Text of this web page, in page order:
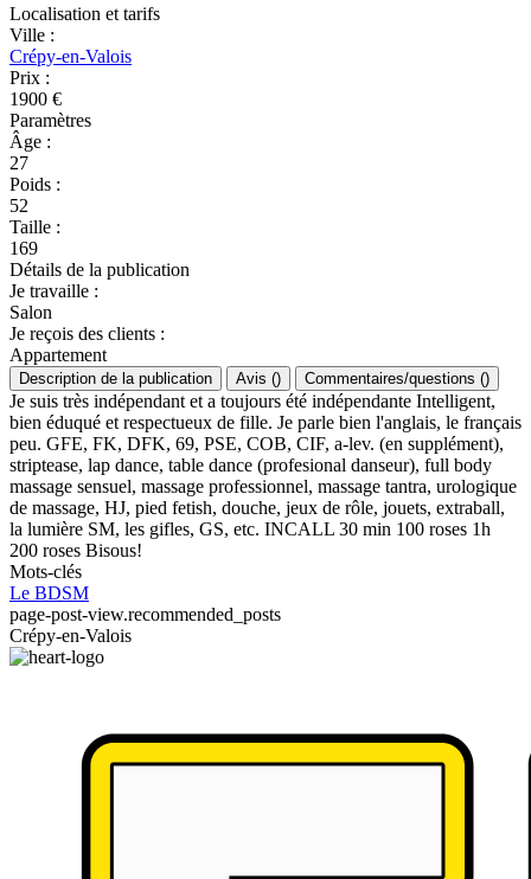
Localisation et tarifs
Ville :
Crépy-en-Valois
Prix :
1900 €
Paramètres
Âge :
27
Poids :
52
Taille :
169
Détails de la publication
Je travaille :
Salon
Je reçois des clients :
Appartement
Description de la publication Avis () Commentaires/questions ()
Je suis très indépendant et a toujours été indépendante Intelligent,
bien éduqué et respectueux de fille. Je parle bien l'anglais, le français
peu. GFE, FK, DFK, 69, PSE, COB, CIF, a-lev. (en supplément),
striptease, lap dance, table dance (profesional danseur), full body
massage sensuel, massage professionnel, massage tantra, urologique
de massage, HJ, pied fetish, douche, jeux de rôle, jouets, extraball,
la lumière SM, les gifles, GS, etc. INCALL 30 min 100 roses 1h
200 roses Bisous!
Mots-clés
Le BDSM
page-post-view.recommended_posts
Crépy-en-Valois